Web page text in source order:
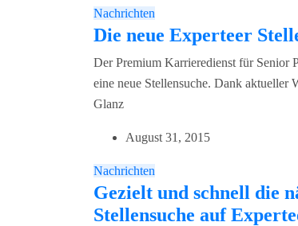
Nachrichten
Die neue Experteer
Der Premium Karrieredienst für Senior
eine neue Stellensuche. Dank aktueller
Glanz
August 31, 2015
Nachrichten
Gezielt und schnell die
Stellensuche auf